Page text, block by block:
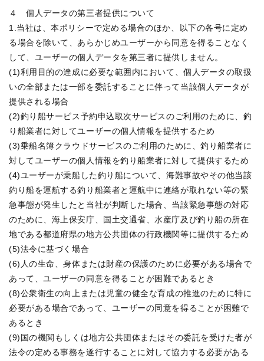
４　個人データの第三者提供について
1.当社は、本ポリシーで定める場合のほか、以下の各号に定め
る場合を除いて、あらかじめユーザーから同意を得ることなく
して、ユーザーの個人データを第三者に提供しません。
(1)利用目的の達成に必要な範囲内において、個人データの取扱
いの全部または一部を委託することに伴って当該個人データが
提供される場合
(2)釣り船サービス予約申込取次サービスのご利用のために、釣
り船業者に対してユーザーの個人情報を提供するため
(3)乗船名簿クラウドサービスのご利用のために、釣り船業者に
対してユーザーの個人情報を釣り船業者に対して提供するため
(4)ユーザーが乗船した釣り船について、海難事故やその他当該
釣り船を運航する釣り船業者と運航中に連絡が取れない等の緊
急事態が発生したと当社が判断した場合、当該緊急事態の対応
のために、海上保安庁、国土交通省、水産庁及び釣り船の所在
地である都道府県の地方公共団体の行政機関等に提供するため
(5)法令に基づく場合
(6)人の生命、身体または財産の保護のために必要がある場合で
あって、ユーザーの同意を得ることが困難であるとき
(8)公衆衛生の向上または児童の健全な育成の推進のために特に
必要がある場合であって、ユーザーの同意を得ることが困難で
あるとき
(9)国の機関もしくは地方公共団体またはその委託を受けた者が
法令の定める事務を遂行することに対して協力する必要がある